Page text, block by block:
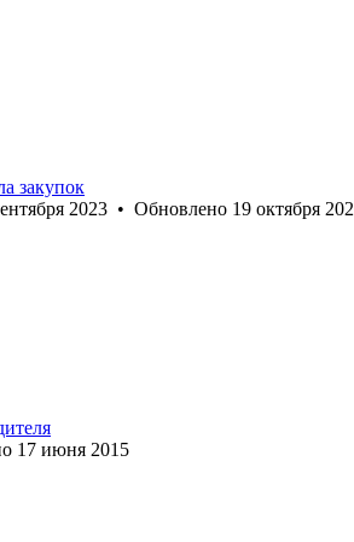
закупок
2023 • Обновлено 19 октября
17 июня 2015